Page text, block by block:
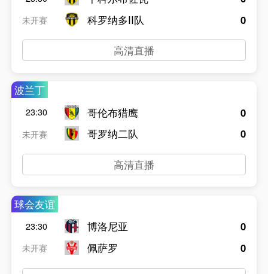
未开赛
科罗纳多II队
0
高清直播
波兰丁
23:30
未开赛
哥伦布猎鹰
哥罗纳二队
0
0
高清直播
球会友谊
23:30
未开赛
博洛尼亚
佩萨罗
0
0